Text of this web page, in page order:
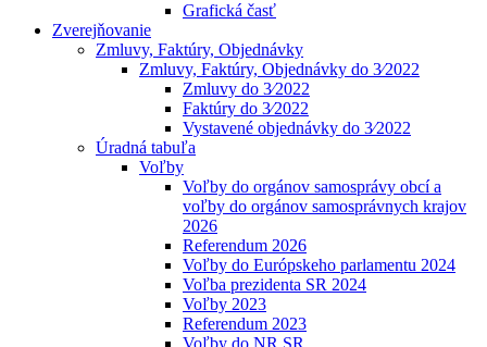
Grafická časť
Zverejňovanie
Zmluvy, Faktúry, Objednávky
Zmluvy, Faktúry, Objednávky do 3⁄2022
Zmluvy do 3⁄2022
Faktúry do 3⁄2022
Vystavené objednávky do 3⁄2022
Úradná tabuľa
Voľby
Voľby do orgánov samosprávy obcí a
voľby do orgánov samosprávnych krajov
2026
Referendum 2026
Voľby do Európskeho parlamentu 2024
Voľba prezidenta SR 2024
Voľby 2023
Referendum 2023
Voľby do NR SR